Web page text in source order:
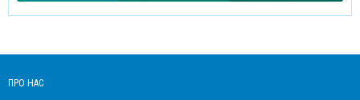
ПРО НАС